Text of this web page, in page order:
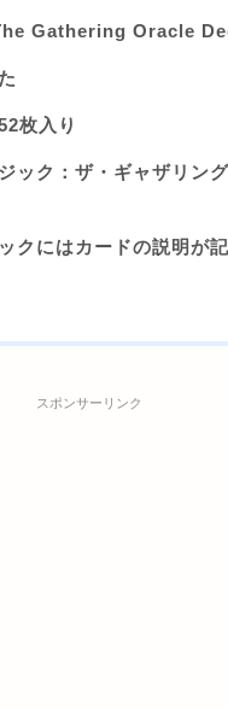
Gathering Oracle
枚入り
ック：ザ・ギャザリン
クにはカードの説明が
スポンサーリンク